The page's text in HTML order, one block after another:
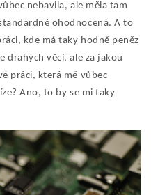
nebavila, ale měla tam
ohodnocená. A to
kde má taky hodně peněz
drahých věcí, ale za jakou
práci, která mě vůbec
Ano, to by se mi taky